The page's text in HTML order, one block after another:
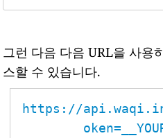
그런 다음 다음 URL을 사용
스할 수 있습니다.
https://